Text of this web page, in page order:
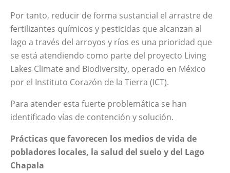
Por tanto, reducir de forma sustancial el arrastre de
fertilizantes químicos y pesticidas que alcanzan al
lago a través del arroyos y ríos es una prioridad que
se está atendiendo como parte del proyecto Living
Lakes Climate and Biodiversity, operado en México
por el Instituto Corazón de la Tierra (ICT).
Para atender esta fuerte problemática se han
identificado vías de contención y solución.
Prácticas que favorecen los medios de vida de
pobladores locales, la salud del suelo y del Lago
Chapala